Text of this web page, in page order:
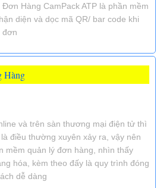
Hàng CamPack ATP là phần mềm
diện và dọc mã QR/ bar code khi
đơn
Hàng
và trên sàn thương mại điện tử thì
điều thường xuyên xảy ra, vậy nên
mềm quản lý đơn hàng, nhìn thấy
hóa, kèm theo đấy là quy trình đóng
dễ dàng